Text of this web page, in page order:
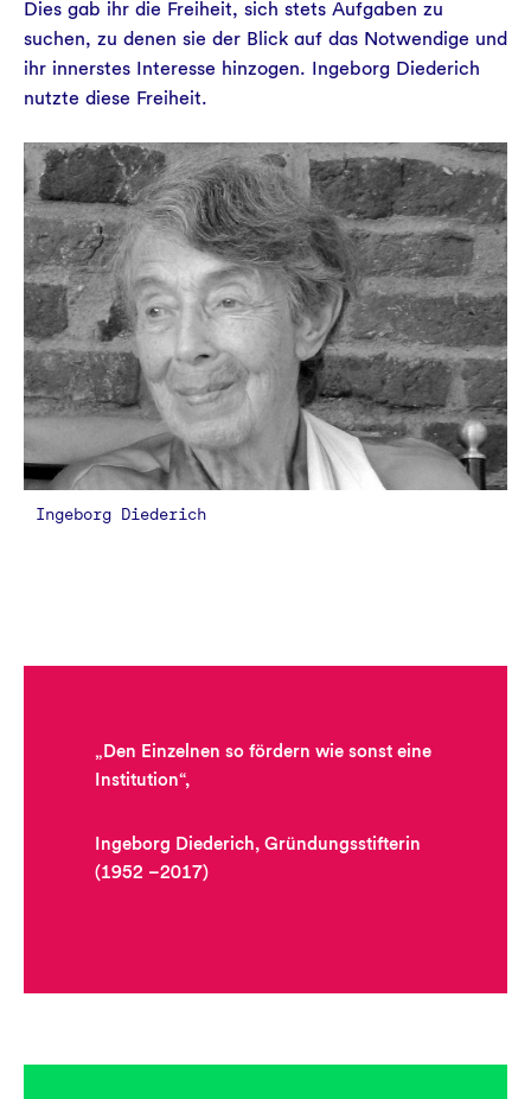
Dies gab ihr die Freiheit, sich stets Aufgaben zu
suchen, zu denen sie der Blick auf das Notwendige und
ihr innerstes Interesse hinzogen. Ingeborg Diederich
nutzte diese Freiheit.
Ingeborg Diederich
„Den Einzelnen so fördern wie sonst eine
Institution“,
Ingeborg Diederich, Gründungsstifterin
(1952 –2017)